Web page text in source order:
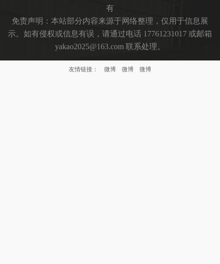
有
免责声明：本站部分内容来源于网络整理，仅用于信息展
示。如有侵权或信息有误，请通过电话 17761231017 或邮箱
yakao2025@163.com 联系处理。
友情链接： 微博 微博 微博